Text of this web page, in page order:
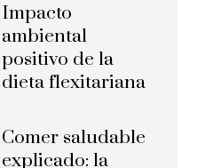
Impacto
ambiental
positivo de la
dieta flexitariana
Comer saludable
explicado: la